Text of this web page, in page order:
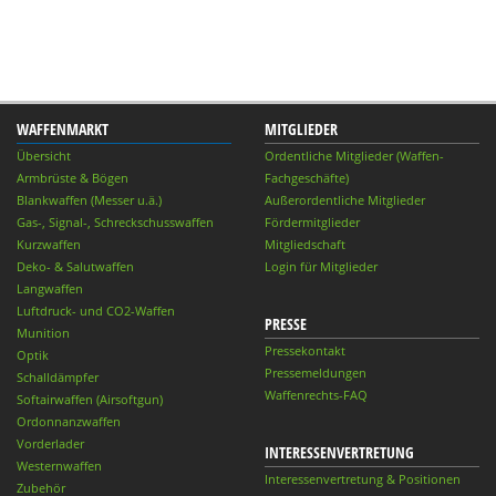
WAFFENMARKT
Übersicht
Armbrüste & Bögen
Blankwaffen (Messer u.ä.)
Gas-, Signal-, Schreckschusswaffen
Kurzwaffen
Deko- & Salutwaffen
Langwaffen
Luftdruck- und CO2-Waffen
Munition
Optik
Schalldämpfer
Softairwaffen (Airsoftgun)
Ordonnanzwaffen
Vorderlader
Westernwaffen
Zubehör
MITGLIEDER
Ordentliche Mitglieder (Waffen-
Fachgeschäfte)
Außerordentliche Mitglieder
Fördermitglieder
Mitgliedschaft
Login für Mitglieder
PRESSE
Pressekontakt
Pressemeldungen
Waffenrechts-FAQ
INTERESSENVERTRETUNG
Interessenvertretung & Positionen